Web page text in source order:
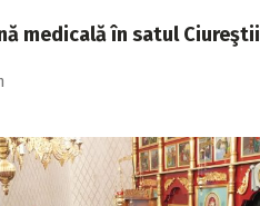
medicală în satul